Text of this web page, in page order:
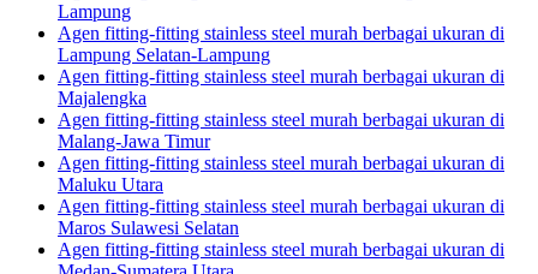
Lampung
Agen fitting-fitting stainless steel murah berbagai ukuran di
Lampung Selatan-Lampung
Agen fitting-fitting stainless steel murah berbagai ukuran di
Majalengka
Agen fitting-fitting stainless steel murah berbagai ukuran di
Malang-Jawa Timur
Agen fitting-fitting stainless steel murah berbagai ukuran di
Maluku Utara
Agen fitting-fitting stainless steel murah berbagai ukuran di
Maros Sulawesi Selatan
Agen fitting-fitting stainless steel murah berbagai ukuran di